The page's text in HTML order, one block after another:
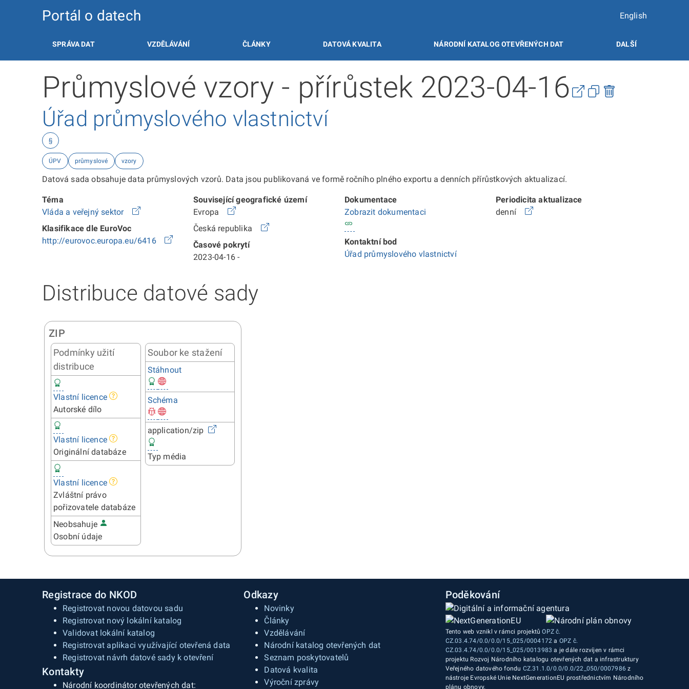
Portál o datech English
SPRÁVA DAT VZDĚLÁVÁNÍ ČLÁNKY DATOVÁ KVALITA NÁRODNÍ KATALOG OTEVŘENÝCH DAT DALŠÍ
Průmyslové vzory - přírůstek 2023-04-16
Úřad průmyslového vlastnictví
§
ÚPV průmyslové vzory
Datová sada obsahuje data průmyslových vzorů. Data jsou publikovaná ve formě ročního plného exportu a denních přírůstkových aktualizací.
Téma
Vláda a veřejný sektor
Klasifikace dle EuroVoc
http://eurovoc.europa.eu/6416
Související geografické území
Evropa
Česká republika
Časové pokrytí
2023-04-16 -
Dokumentace
Zobrazit dokumentaci
Kontaktní bod
Úřad průmyslového vlastnictví
Periodicita aktualizace
denní
Distribuce datové sady
ZIP
Podmínky užití
distribuce
Vlastní licence
Autorské dílo
Vlastní licence
Originální databáze
Vlastní licence
Zvláštní právo
pořizovatele databáze
Neobsahuje
Osobní údaje
Soubor ke stažení
Stáhnout
Schéma
application/zip
Typ média
Registrace do NKOD
Registrovat novou datovou sadu
Registrovat nový lokální katalog
Validovat lokální katalog
Registrovat aplikaci využívající otevřená data
Registrovat návrh datové sady k otevření
Kontakty
Národní koordinátor otevřených dat:
Odkazy
Novinky
Články
Vzdělávání
Národní katalog otevřených dat
Seznam poskytovatelů
Datová kvalita
Výroční zprávy
Poděkování
Tento web vznikl v rámci projektůOPZ č.
CZ.03.4.74/0.0/0.0/15_025/0004172 a OPZ č.
CZ.03.4.74/0.0/0.0/15_025/0013983 a je dále rozvíjen v rámci
projektu Rozvoj Národního katalogu otevřených dat a infrastruktury
Veřejného datového fondu CZ.31.1.0/0.0/0.0/22_050/0007986 z
nástroje Evropské Unie NextGenerationEU prostřednictvím Národního
plánu obnovy.